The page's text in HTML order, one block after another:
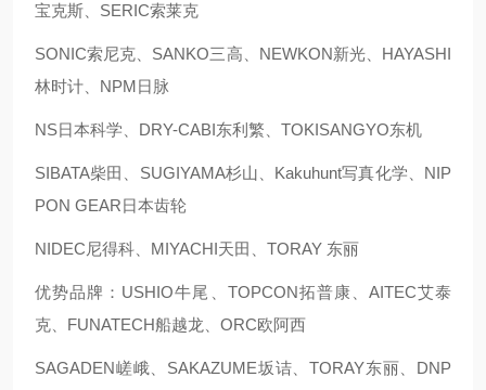
宝克斯、SERIC索莱克
SONIC索尼克、SANKO三高、NEWKON新光、HAYASHI
林时计、NPM日脉
NS日本科学、DRY-CABI东利繁、TOKISANGYO东机
SIBATA柴田、SUGIYAMA杉山、Kakuhunt写真化学、NIP
PON GEAR日本齿轮
NIDEC尼得科、MIYACHI天田、TORAY 东丽
优势品牌：USHIO牛尾、TOPCON拓普康、AITEC艾泰
克、FUNATECH船越龙、ORC欧阿西
SAGADEN嵯峨、SAKAZUME坂诘、TORAY东丽、DNP